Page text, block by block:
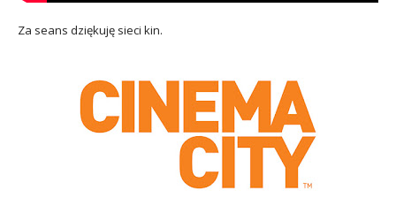
Za seans dziękuję sieci kin.